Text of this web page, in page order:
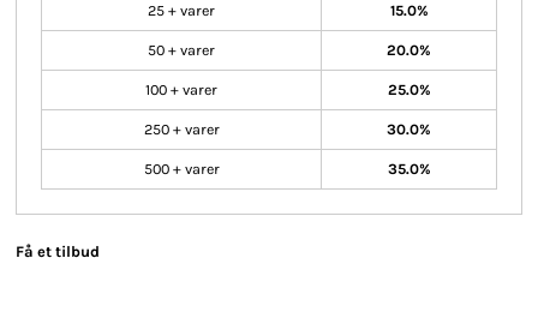
25 + varer 15.0%
50 + varer 20.0%
100 + varer 25.0%
250 + varer 30.0%
500 + varer 35.0%
Få et tilbud